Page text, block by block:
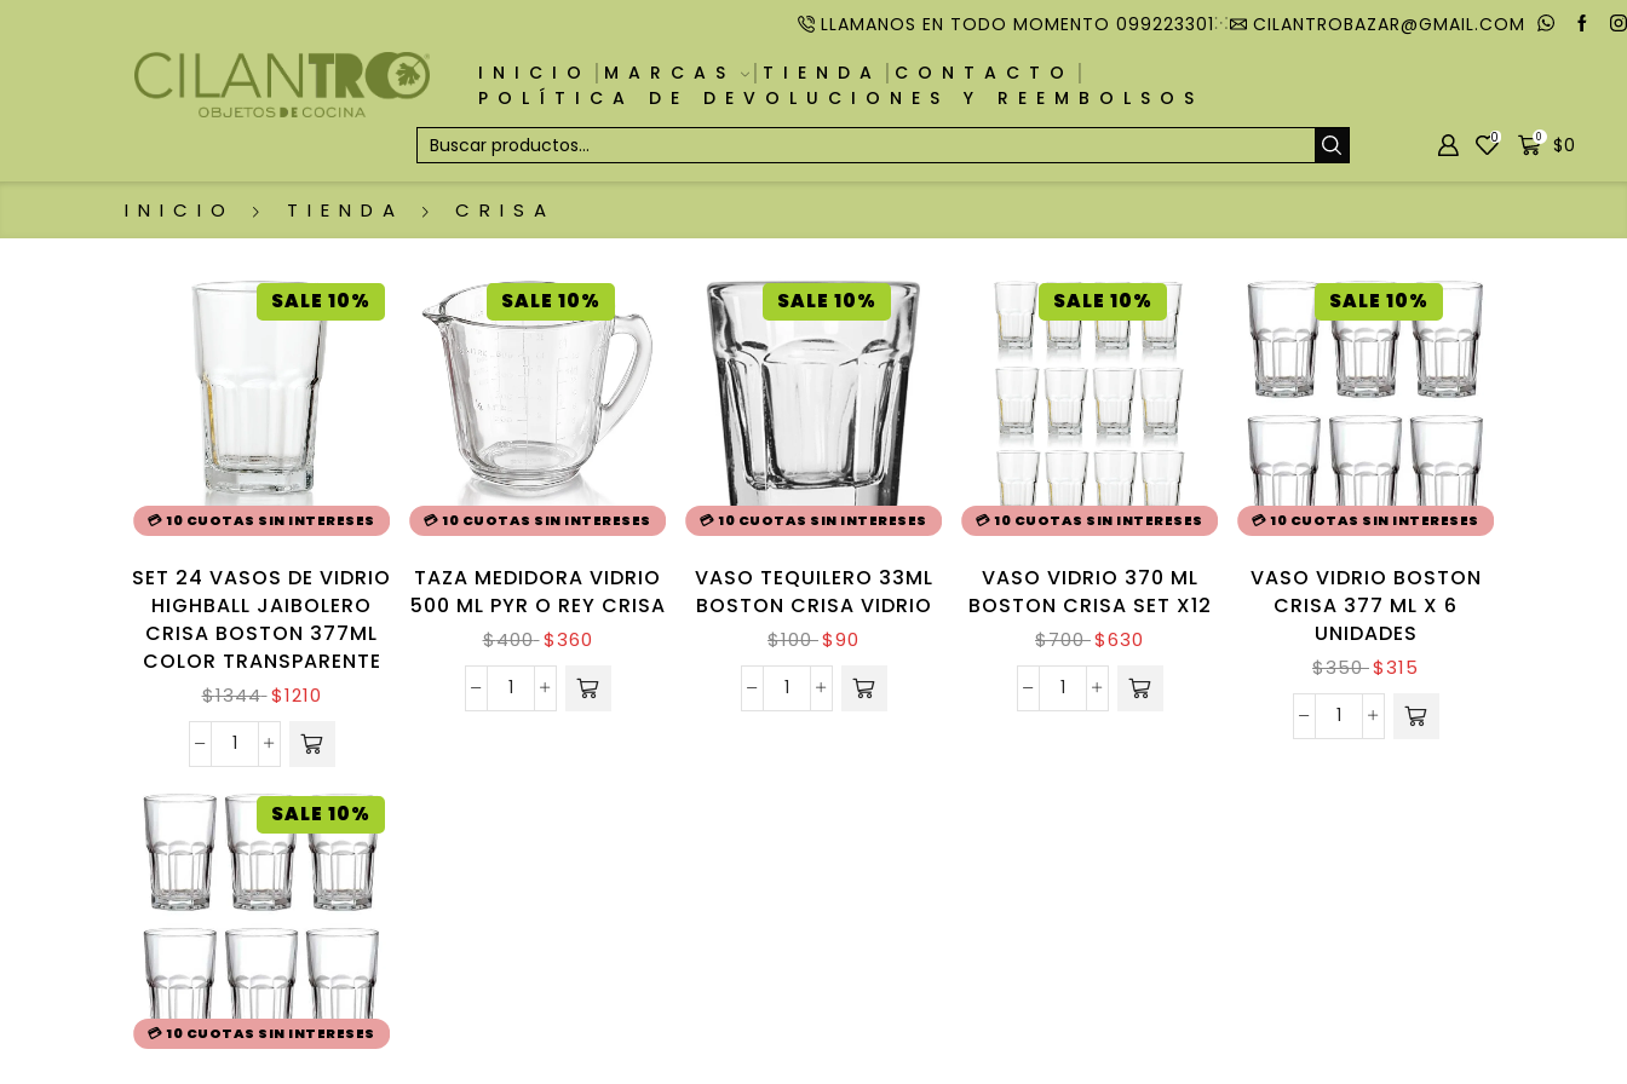
LLAMANOS EN TODO MOMENTO 099223301
CILANTROBAZAR@GMAIL.COM
INICIO
MARCAS TIENDA
CONTACTO
POLÍTICA DE DEVOLUCIONES Y REEMBOLSOS
0 0 $0
INICIO TIENDA CRISA
SALE 10%
💳 10 CUOTAS SIN INTERESES
SET 24 VASOS DE VIDRIO
HIGHBALL JAIBOLERO
CRISA BOSTON 377ML
COLOR TRANSPARENTE
$1344 $1210
SALE 10%
💳 10 CUOTAS SIN INTERESES
TAZA MEDIDORA VIDRIO
500 ML PYR O REY CRISA
$400 $360
SALE 10%
💳 10 CUOTAS SIN INTERESES
VASO TEQUILERO 33ML
BOSTON CRISA VIDRIO
$100 $90
SALE 10%
💳 10 CUOTAS SIN INTERESES
VASO VIDRIO 370 ML
BOSTON CRISA SET X12
$700 $630
SALE 10%
💳 10 CUOTAS SIN INTERESES
VASO VIDRIO BOSTON
CRISA 377 ML X 6
UNIDADES
$350 $315
SALE 10%
💳 10 CUOTAS SIN INTERESES